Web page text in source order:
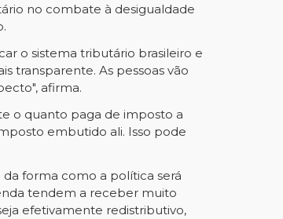
no combate à desigualdade
o sistema tributário brasileiro e
transparente. As pessoas vão
afirma.
o quanto paga de imposto a
embutido ali. Isso pode
forma como a política será
tendem a receber muito
efetivamente redistributivo,